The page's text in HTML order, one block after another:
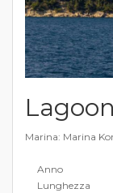
Marina: Marina
Anno
Lunghezza